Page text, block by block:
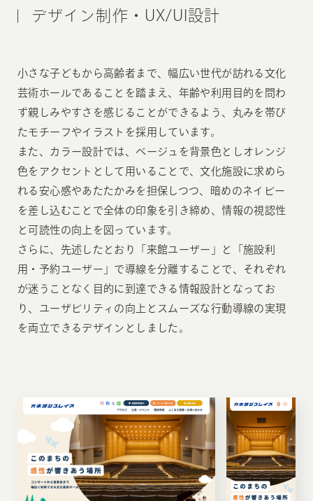
デザイン制作・UX/UI設計
小さな子どもから高齢者まで、幅広い世代が訪れる文化
芸術ホールであることを踏まえ、年齢や利用目的を問わ
ず親しみやすさを感じることができるよう、丸みを帯び
たモチーフやイラストを採用しています。
また、カラー設計では、ベージュを背景色としオレンジ
色をアクセントとして用いることで、文化施設に求めら
れる安心感やあたたかみを担保しつつ、暗めのネイビー
を差し込むことで全体の印象を引き締め、情報の視認性
と可読性の向上を図っています。
さらに、先述したとおり「来館ユーザー」と「施設利
用・予約ユーザー」で導線を分離することで、それぞれ
が迷うことなく目的に到達できる情報設計となってお
り、ユーザビリティの向上とスムーズな行動導線の実現
を両立できるデザインとしました。